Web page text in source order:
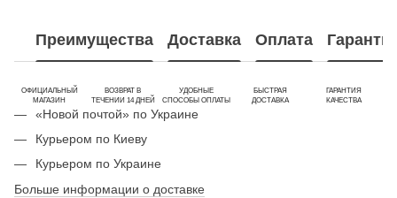
Преимущества Доставка Оплата
ОФИЦИАЛЬНЫЙ
МАГАЗИН
ВОЗВРАТ В
ТЕЧЕНИИ 14 ДНЕЙ
УДОБНЫЕ
СПОСОБЫ ОПЛАТЫ
БЫСТРАЯ
ДОСТАВКА
ГАРАНТИЯ
КАЧЕСТВА
«Новой почтой» по Украине
Курьером по Киеву
Курьером по Украине
Больше информации о доставке